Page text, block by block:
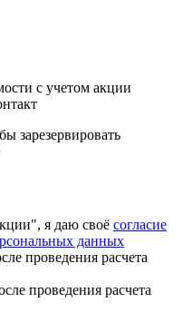
с учетом акции
зарезервировать
я даю своё согласие
данных
проведения расчета
проведения расчета